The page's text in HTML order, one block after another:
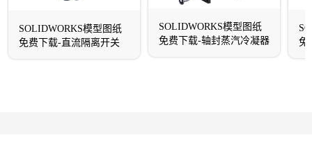
SOLIDWORKS模型图纸
免费下载-直流隔离开关
SOLIDWORKS模型图纸
免费下载-轴封蒸汽冷凝器
免